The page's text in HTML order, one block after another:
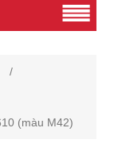
/
(màu M42)